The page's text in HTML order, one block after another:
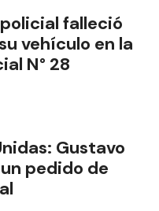
falleció
vehículo en la
N° 28
Gustavo
pedido de